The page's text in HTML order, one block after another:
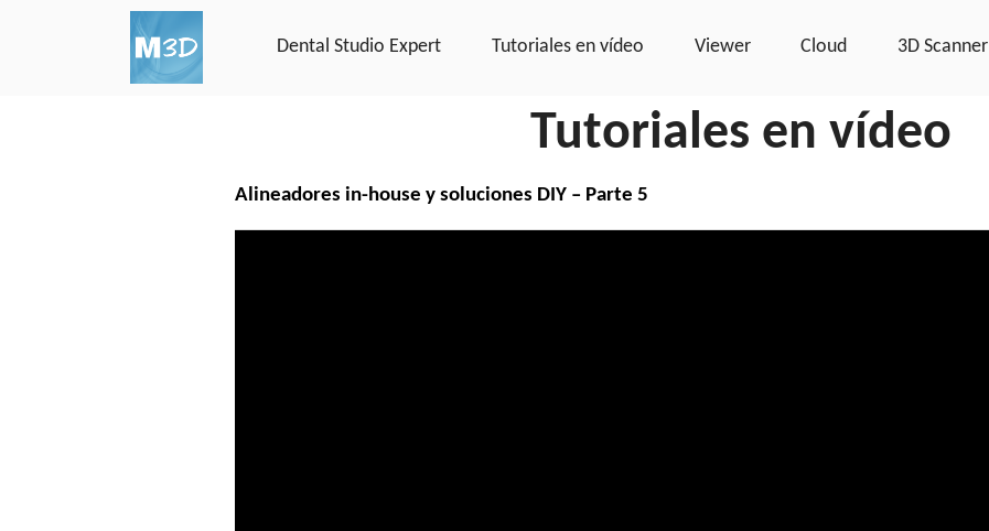
Dental Studio Expert Tutoriales en vídeo Viewer Cloud 3D Scanner
Tutoriales en vídeo
Alineadores in-house y soluciones DIY – Parte 5